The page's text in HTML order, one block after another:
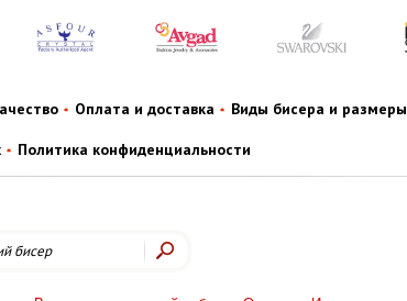
Оплата и доставка Виды бисера и размеры
Политика конфиденциальности
бисер